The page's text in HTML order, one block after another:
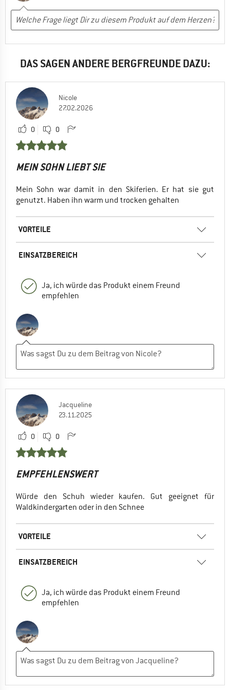
DAS SAGEN ANDERE BERGFREUNDE DAZU:
Nicole
27.02.2026
0 0
MEIN SOHN LIEBT SIE
Mein Sohn war damit in den Skiferien. Er hat sie gut
genutzt. Haben ihn warm und trocken gehalten
VORTEILE
EINSATZBEREICH
Ja, ich würde das Produkt einem Freund
empfehlen
Jacqueline
23.11.2025
0 0
EMPFEHLENSWERT
Würde den Schuh wieder kaufen. Gut geeignet für
Waldkindergarten oder in den Schnee
VORTEILE
EINSATZBEREICH
Ja, ich würde das Produkt einem Freund
empfehlen